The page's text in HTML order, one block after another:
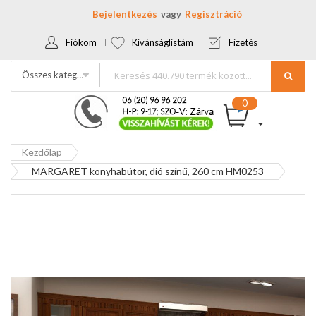
Bejelentkezés Regisztráció
Fiókom Kívánságlistám Fizetés
Összes kategória
Kezdőlap
MARGARET konyhabútor, dió színű, 260 cm HM0253